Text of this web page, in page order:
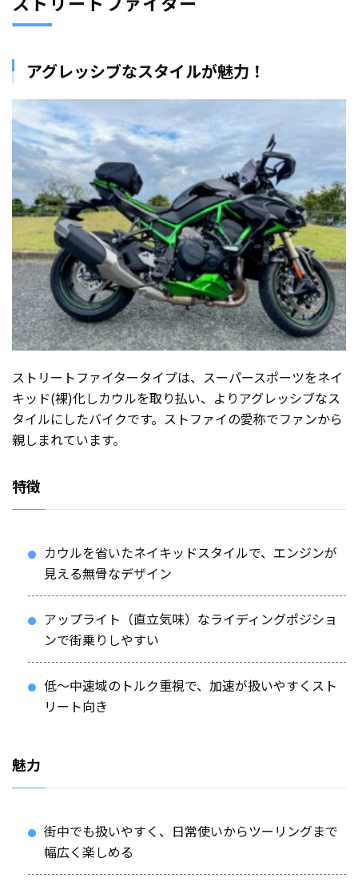
アグレッシブなスタイルが魅力！
ストリートファイタータイプは、スーパースポーツをネイ
キッド(裸)化しカウルを取り払い、よりアグレッシブなス
タイルにしたバイクです。ストファイの愛称でファンから
親しまれています。
特徴
カウルを省いたネイキッドスタイルで、エンジンが
見える無骨なデザイン
アップライト（直立気味）なライディングポジショ
ンで街乗りしやすい
低〜中速域のトルク重視で、加速が扱いやすくスト
リート向き
魅力
街中でも扱いやすく、日常使いからツーリングまで
幅広く楽しめる